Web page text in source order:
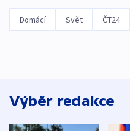
Domácí Svět ČT24
Výběr redakce